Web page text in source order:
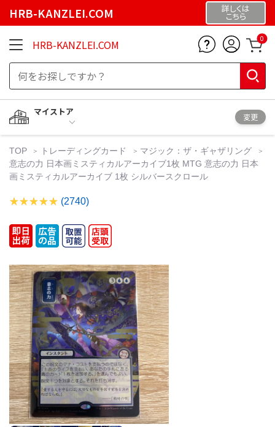
HRB-KANZLEI.COM 詳しくは
こちら
HRB-KANZLEI.COM 0
マイストア
変更
TOP トレーディングカード
マジック：ザ・ギャザリング
意志の力 日本画ミスティカルアーカイブ1枚 MTG 意志の力 日本
画ミスティカルアーカイブ 1枚 シルバースクロール
(2740)